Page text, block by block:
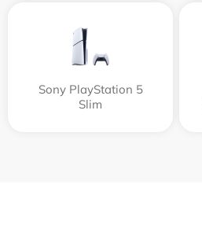
Sony PlayStation 5
Slim